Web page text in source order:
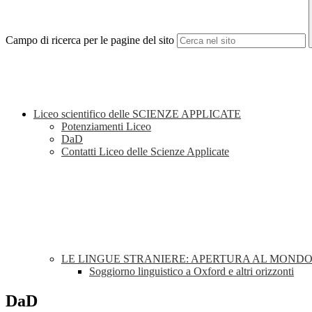
Campo di ricerca per le pagine del sito
Liceo scientifico delle SCIENZE APPLICATE
Potenziamenti Liceo
DaD
Contatti Liceo delle Scienze Applicate
LE LINGUE STRANIERE: APERTURA AL
Soggiorno linguistico a Oxford e altri orizzonti
DaD